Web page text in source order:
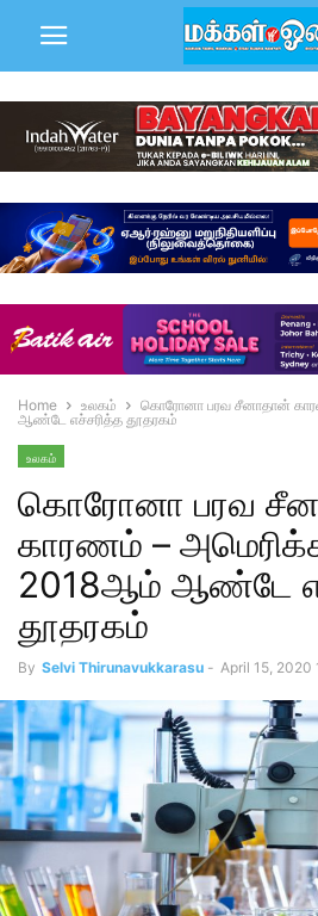
Home உலகம்
கொரோனா பரவ சீனாதான்
ஆண்டே எச்சரித்த தூதரகம்
உலகம்
கொரோனா பரவ
காரணம் –
2018ஆம் ஆண்டே
தூதரகம்
By Selvi Thirunavukkarasu - April 15, 2020